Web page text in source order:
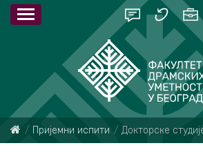
Пријемни испити Докторске